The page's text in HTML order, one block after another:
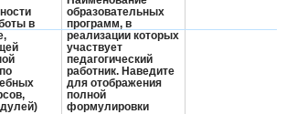
в
образовательных
программ, в
реализации которых
участвует
педагогический
работник. Наведите
для отображения
полной
формулировки